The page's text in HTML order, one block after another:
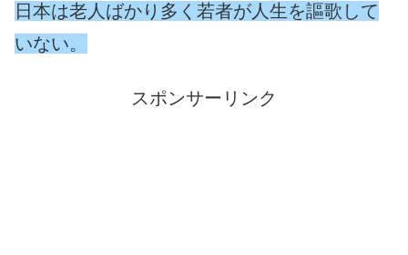
日本は老人ばかり多く若者が人生を謳歌して
いない。
スポンサーリンク